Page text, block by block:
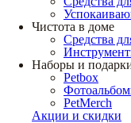
Чистота в доме
Средства
Наборы и
Petbox
PetMerch
Акции и скидки